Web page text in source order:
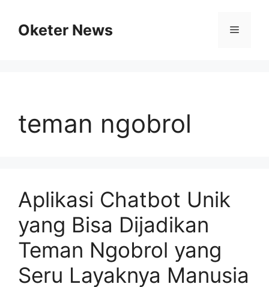
contentOketer News Menu
teman ngobrol
Aplikasi Chatbot Unik
yang Bisa Dijadikan
Teman Ngobrol yang
Seru Layaknya Manusia